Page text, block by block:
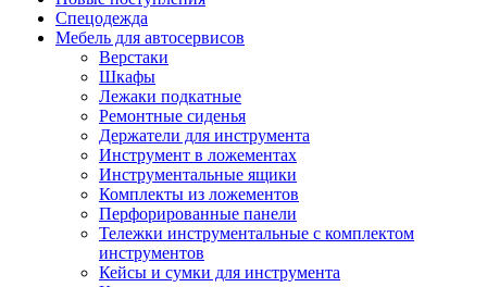
Спецодежда
Мебель для автосервисов
Верстаки
Шкафы
Лежаки подкатные
Ремонтные сиденья
Держатели для инструмента
Инструмент в ложементах
Инструментальные ящики
Комплекты из ложементов
Перфорированные панели
Тележки инструментальные с комплектом
инструментов
Кейсы и сумки для инструмента